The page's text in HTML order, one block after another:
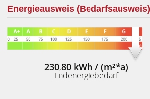
Energieausweis (Bedarfsausweis)
230,80 kWh / (m²*a)
Endenergiebedarf